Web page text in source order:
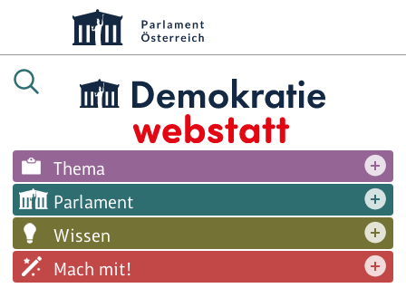
Thema
Parlament
Wissen
Mach mit!